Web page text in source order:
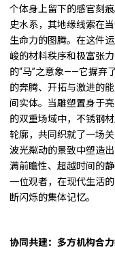
个体身上留下的感官刻
史水系，其地缘线索在
生命力的图腾。在这件
峻的材料秩序和极富张
的“马”之意象——它摒弃
的奔腾、开拓与激进的
间实体。当雕塑置身于
的双重场域中，不锈钢
轮廓，共同织就了一场
波光粼动的景致中塑造
满前瞻性、超越时间的
一位观者，在现代生活
断闪烁的集体记忆。
协同共建：多方机构合